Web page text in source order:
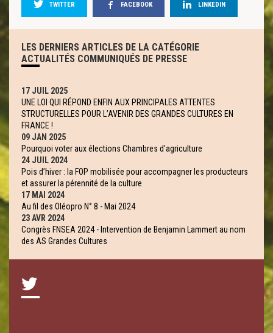
TWITTER FACEBOOK LINKEDIN
LES DERNIERS ARTICLES DE LA CATÉGORIE
ACTUALITÉS COMMUNIQUÉS DE PRESSE
17 JUIL 2025
UNE LOI QUI RÉPOND ENFIN AUX PRINCIPALES ATTENTES
STRUCTURELLES POUR L’AVENIR DES GRANDES CULTURES EN
FRANCE !
09 JAN 2025
Pourquoi voter aux élections Chambres d'agriculture
24 JUIL 2024
Pois d’hiver : la FOP mobilisée pour accompagner les producteurs
et assurer la pérennité de la culture
17 MAI 2024
Au fil des Oléopro N° 8 - Mai 2024
23 AVR 2024
Congrès FNSEA 2024 - Intervention de Benjamin Lammert au nom
des AS Grandes Cultures